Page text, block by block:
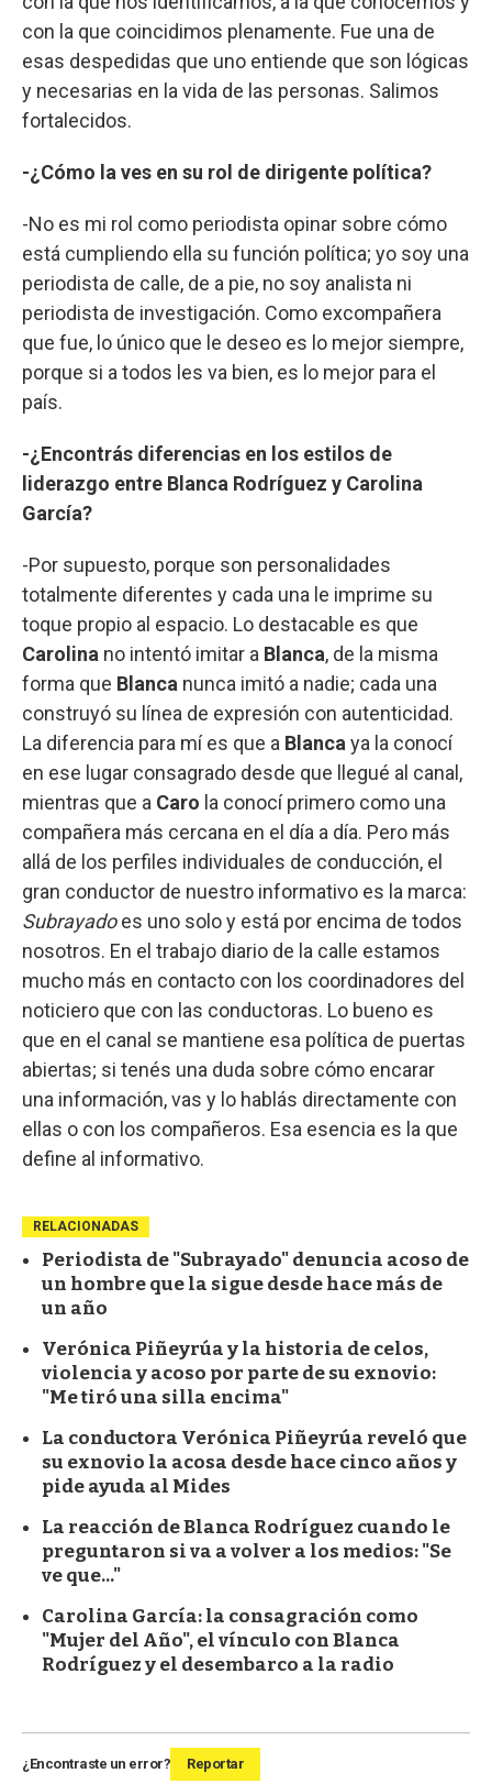
con la que coincidimos plenamente. Fue una de
esas despedidas que uno entiende que son lógicas
y necesarias en la vida de las personas. Salimos
fortalecidos.
-¿Cómo la ves en su rol de dirigente política?
-No es mi rol como periodista opinar sobre cómo
está cumpliendo ella su función política; yo soy una
periodista de calle, de a pie, no soy analista ni
periodista de investigación. Como excompañera
que fue, lo único que le deseo es lo mejor siempre,
porque si a todos les va bien, es lo mejor para el
país.
-¿Encontrás diferencias en los estilos de
liderazgo entre Blanca Rodríguez y Carolina
García?
-Por supuesto, porque son personalidades
totalmente diferentes y cada una le imprime su
toque propio al espacio. Lo destacable es que
Carolina no intentó imitar a Blanca, de la misma
forma que Blanca nunca imitó a nadie; cada una
construyó su línea de expresión con autenticidad.
La diferencia para mí es que a Blancaya la conocí
en ese lugar consagrado desde que llegué al canal,
mientras que a Caro la conocí primero como una
compañera más cercana en el día a día. Pero más
allá de los perfiles individuales de conducción, el
gran conductor de nuestro informativo es la marca:
Subrayadoes uno solo y está por encima de todos
nosotros. En el trabajo diario de la calle estamos
mucho más en contacto con los coordinadores del
noticiero que con las conductoras. Lo bueno es
que en el canal se mantiene esa política de puertas
abiertas; si tenés una duda sobre cómo encarar
una información, vas y lo hablás directamente con
ellas o con los compañeros. Esa esencia es la que
define al informativo.
RELACIONADAS
Periodista de "Subrayado" denuncia acoso de
un hombre que la sigue desde hace más de
un año
Verónica Piñeyrúa y la historia de celos,
violencia y acoso por parte de su exnovio:
"Me tiró una silla encima"
La conductora Verónica Piñeyrúa reveló que
su exnovio la acosa desde hace cinco años y
pide ayuda al Mides
La reacción de Blanca Rodríguez cuando le
preguntaron si va a volver a los medios: "Se
ve que..."
Carolina García: la consagración como
"Mujer del Año", el vínculo con Blanca
Rodríguez y el desembarco a la radio
¿Encontraste un error? Reportar